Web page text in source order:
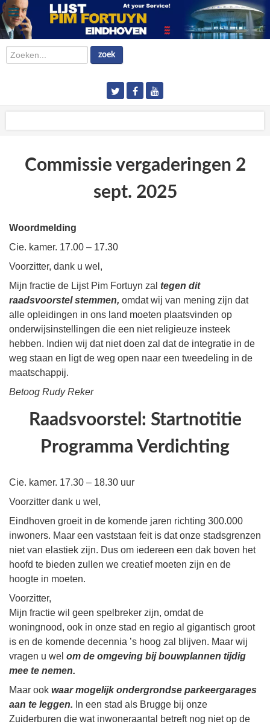
Zoeken... zoek
Commissie vergaderingen 2
sept. 2025
Woordmelding
Cie. kamer. 17.00 – 17.30
Voorzitter, dank u wel,
Mijn fractie de Lijst Pim Fortuyn zal tegen dit
raadsvoorstel stemmen, omdat wij van mening zijn dat
alle opleidingen in ons land moeten plaatsvinden op
onderwijsinstellingen die een niet religieuze insteek
hebben. Indien wij dat niet doen zal dat de integratie in de
weg staan en ligt de weg open naar een tweedeling in de
maatschappij.
Betoog Rudy Reker
Raadsvoorstel: Startnotitie
Programma Verdichting
Cie. kamer. 17.30 – 18.30 uur
Voorzitter dank u wel,
Eindhoven groeit in de komende jaren richting 300.000
inwoners. Maar een vaststaan feit is dat onze stadsgrenzen
niet van elastiek zijn. Dus om iedereen een dak boven het
hoofd te bieden zullen we creatief moeten zijn en de
hoogte in moeten.
Voorzitter,
Mijn fractie wil geen spelbreker zijn, omdat de
woningnood, ook in onze stad en regio al gigantisch groot
is en de komende decennia ’s hoog zal blijven. Maar wij
vragen u wel om de omgeving bij bouwplannen tijdig
mee te nemen.
Maar ook waar mogelijk ondergrondse parkeergarages
aan te leggen. In een stad als Brugge bij onze
Zuiderburen die wat inwoneraantal betreft nog niet op de